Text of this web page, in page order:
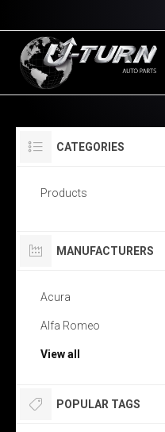
CATEGORIES
Products
MANUFACTURERS
Acura
Alfa Romeo
View all
POPULAR TAGS